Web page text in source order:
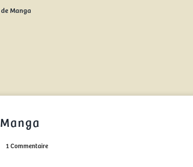
Manga
1 Commentaireon